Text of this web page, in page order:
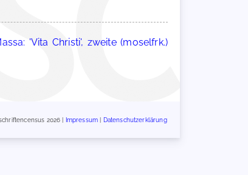
'Vita Christi', zweite (moselfrk.)
2026 | Impressum Datenschutzerklärung